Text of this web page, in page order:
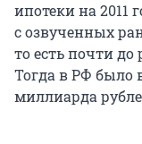
ипотеки на 2011
с озвученных
то есть почти до
Тогда в РФ было
миллиарда